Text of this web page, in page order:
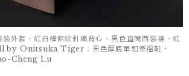
外套、紅白橫條紋針織背心、黑色直筒西裝褲、紅
by Onitsuka Tiger；黑色厚底單釦樂福鞋，
Cheng Lu